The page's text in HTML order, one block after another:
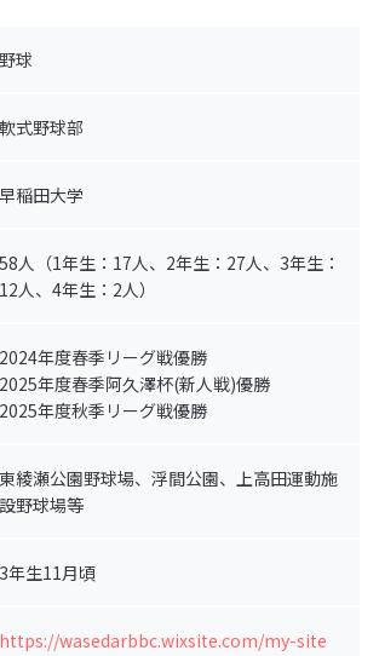
野球
軟式野球部
早稲田大学
58人（1年生：17人、2年生：27人、3年生：
12人、4年生：2人）
2024年度春季リーグ戦優勝
2025年度春季阿久澤杯(新人戦)優勝
2025年度秋季リーグ戦優勝
東綾瀬公園野球場、浮間公園、上高田運動施
設野球場等
3年生11月頃
https://wasedarbbc.wixsite.com/my-site